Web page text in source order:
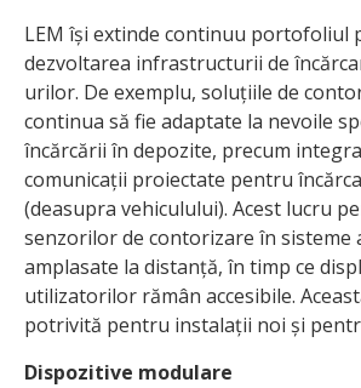
LEM își extinde continuu portofoliul
dezvoltarea infrastructurii de
urilor. De exemplu, soluțiile de
continua să fie adaptate la nevoile
încărcării în depozite, precum
comunicații proiectate pentru
(deasupra vehiculului). Acest lucru
senzorilor de contorizare în sisteme
amplasate la distanță, în timp ce
utilizatorilor rămân accesibile.
potrivită pentru instalații noi și
Dispozitive modulare